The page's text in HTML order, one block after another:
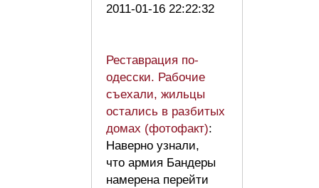
2011-01-16 22:22:32
Реставрация по-
одесски. Рабочие
съехали, жильцы
остались в разбитых
домах (фотофакт):
Наверно узнали,
что армия Бандеры
намерена перейти